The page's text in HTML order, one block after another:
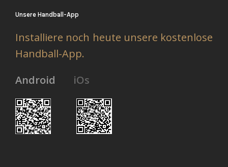
Unsere Handball-App
Installiere noch heute unsere kostenlose
Handball-App.
Android
iOs